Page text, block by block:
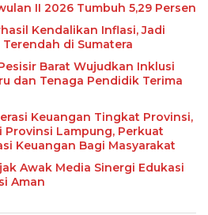
II 2026 Tumbuh 5,29 Persen
Kendalikan Inflasi, Jadi
di Sumatera
Barat Wujudkan Inklusi
dan Tenaga Pendidik Terima
Keuangan Tingkat Provinsi,
Provinsi Lampung, Perkuat
Keuangan Bagi Masyarakat
Awak Media Sinergi Edukasi
Aman